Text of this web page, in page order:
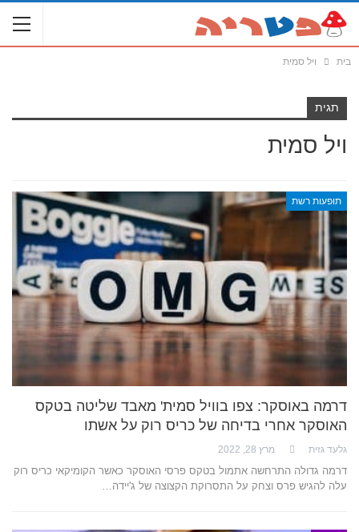
בית ויל סמית
תגית
ויל סמית
תופעות רשת
דרמה באוסקר: צפו בוויל סמית' מאבד שליטה בטקס
האוסקר אחרי בדיחה של כריס רוק על אשתו
גלעד גזית מרץ 28, 2022
דרמה גדולה התרחשה אתמול בטקס פרסי האוסקר כאשר הקומיקאי כריס רוק
עלה להגיש פרס וצחק על התסרוקת הקצוצה של ג'יידה…